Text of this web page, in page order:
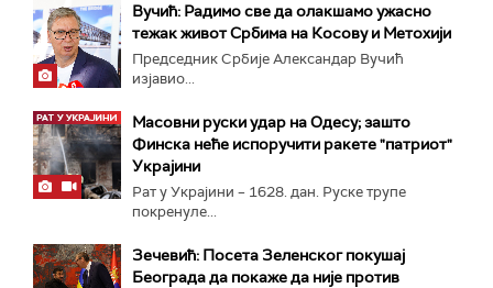
Вучић: Радимо све да олакшамо ужасно
тежак живот Србима на Косову и Метохији
Председник Србије Александар Вучић
изјавио...
Масовни руски удар на Одесу; зашто
Финска неће испоручити ракете "патриот"
Украјини
Рат у Украјини – 1628. дан. Руске трупе
покренуле...
Зечевић: Посета Зеленског покушај
Београда да покаже да није против